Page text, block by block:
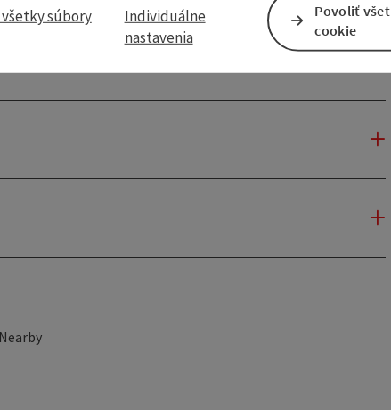
Nearby
súbory
Individuálne
nastavenia
Povoliť
cookie